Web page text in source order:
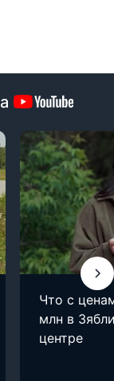
Что с
млн в
центре